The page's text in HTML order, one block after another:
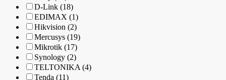
D-Link (18)
EDIMAX (1)
Hikvision (2)
Mercusys (19)
Mikrotik (17)
Synology (2)
TELTONIKA (4)
Tenda (11)